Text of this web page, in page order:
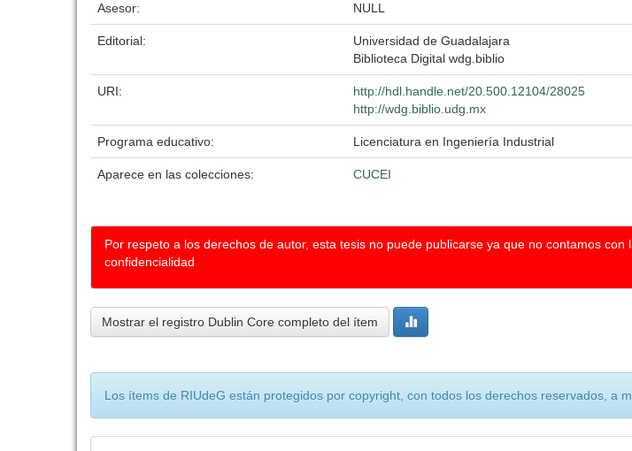
Asesor: NULL
Editorial:
Universidad de Guadalajara
Biblioteca Digital wdg.biblio
URI:
http://hdl.handle.net/20.500.12104/28025
http://wdg.biblio.udg.mx
Programa educativo: Licenciatura en Ingeniería Industrial
Aparece en las colecciones: CUCEI
Por respeto a los derechos de autor, esta tesis no puede publicarse ya que no contamos
confidencialidad
Mostrar el registro Dublin Core completo del ítem
Los ítems de RIUdeG están protegidos por copyright, con todos los derechos reservados, a